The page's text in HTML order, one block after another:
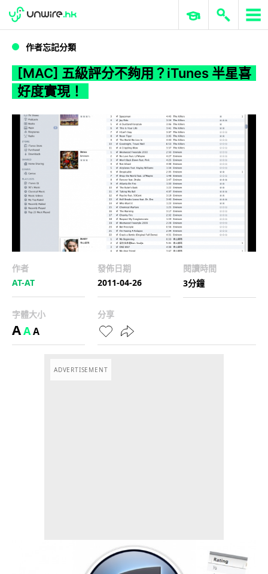
WWDC 2026 ERP 與商業 AI
作者忘記分類
[MAC] 五級評分不夠用？iTunes 半星喜
好度實現！
作者
AT-AT
發佈日期
2011-04-26
閱讀時間
3分鐘
字體大小
AAA
分享
ADVERTISEMENT